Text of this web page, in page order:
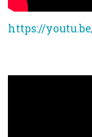
https://